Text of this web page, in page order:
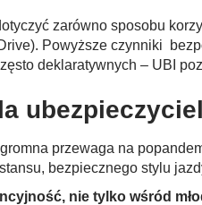
zarówno sposobu
Powyższe czynniki
deklaratywnych – UBI
przewaga na
bezpiecznego stylu
nie tylko wśród